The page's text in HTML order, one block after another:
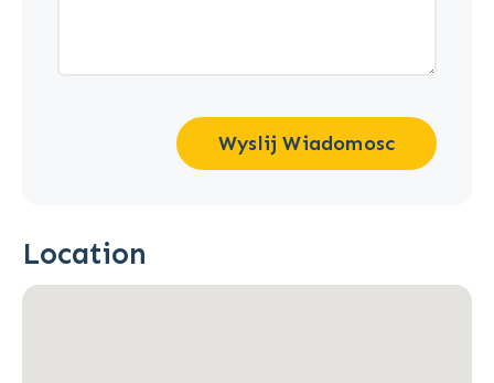
Wyslij Wiadomosc
Location